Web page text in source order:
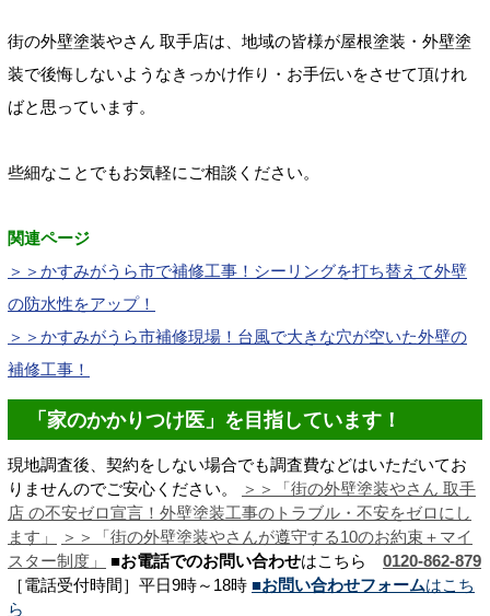
街の外壁塗装やさん 取手店は、 地域の皆様が屋根塗装・外壁塗
装で後悔しないよう なきっかけ作り・お手伝いをさせて頂けれ
ばと思っています。
些細なことでもお気軽にご相談ください。
関連ページ
＞＞かすみがうら市で補修工事！シーリングを打ち替えて外壁
の防水性をアップ！
＞＞かすみがうら市補修現場！台風で大きな穴が空いた外壁の
補修工事！
「家のかかりつけ医」を目指しています！
現地調査後、契約をしない場合でも調査費などはいただいてお
りませんのでご安心ください。
＞＞「街の外壁塗装やさん 取手
店 の不安ゼロ宣言！ 外壁塗装工事のトラブル・不安をゼロにし
ます 」
＞＞「街の外壁塗装やさんが遵守する10のお約束＋マイ
スター制度」
■お電話でのお問い合わせはこちら
0120-862-879
［電話受付時間］平日9時～18時 ■お問い合わせフォームはこち
ら